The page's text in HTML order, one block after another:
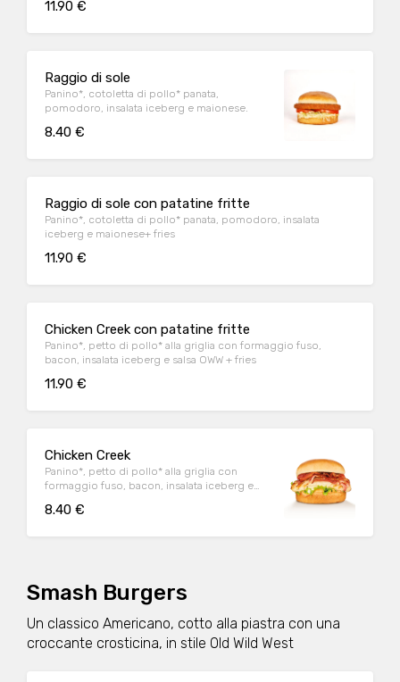
11.90 €
Raggio di sole
Panino*, cotoletta di pollo* panata,
pomodoro, insalata iceberg e maionese.
8.40 €
Raggio di sole con patatine fritte
Panino*, cotoletta di pollo* panata, pomodoro, insalata
iceberg e maionese+ fries
11.90 €
Chicken Creek con patatine fritte
Panino*, petto di pollo* alla griglia con formaggio fuso,
bacon, insalata iceberg e salsa OWW + fries
11.90 €
Chicken Creek
Panino*, petto di pollo* alla griglia con
formaggio fuso, bacon, insalata iceberg e
8.40 €
Smash Burgers
Un classico Americano, cotto alla piastra con una
croccante crosticina, in stile Old Wild West